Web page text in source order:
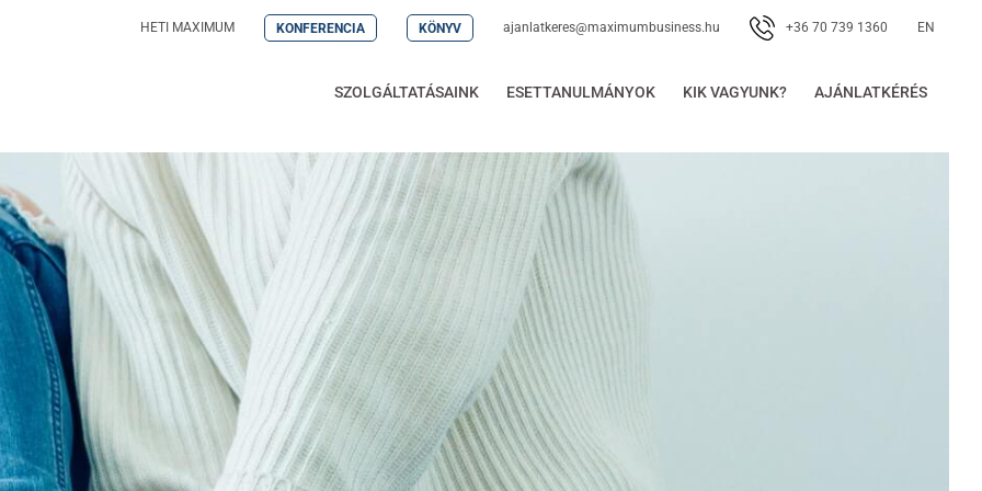
HETI MAXIMUM KONFERENCIA KÖNYV ajanlatkeres@maximumbusiness.hu +36 70 739 1360 EN
SZOLGÁLTATÁSAINK ESETTANULMÁNYOK KIK VAGYUNK? AJÁNLATKÉRÉS